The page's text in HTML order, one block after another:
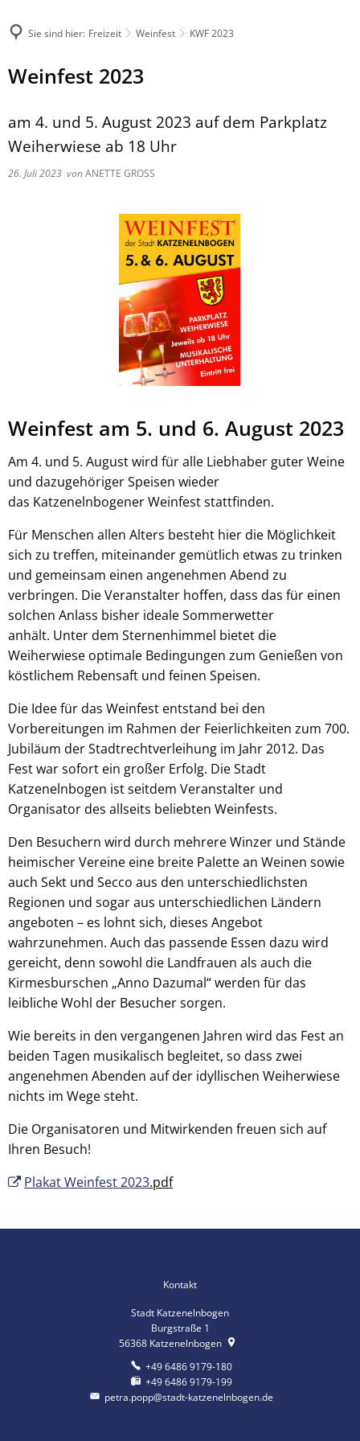
Sie sind hier: Freizeit Weinfest KWF 2023
Weinfest 2023
am 4. und 5. August 2023 auf dem Parkplatz
Weiherwiese ab 18 Uhr
26. Juli 2023 vonANETTE GROSS
Weinfest am 5. und 6. August 2023
Am 4. und 5. August wird für alle Liebhaber guter Weine
und dazugehöriger Speisen wieder
das Katzenelnbogener Weinfest stattfinden.
Für Menschen allen Alters besteht hier die Möglichkeit
sich zu treffen, miteinander gemütlich etwas zu trinken
und gemeinsam einen angenehmen Abend zu
verbringen. Die Veranstalter hoffen, dass das für einen
solchen Anlass bisher ideale Sommerwetter
anhält. Unter dem Sternenhimmel bietet die
Weiherwiese optimale Bedingungen zum Genießen von
köstlichem Rebensaft und feinen Speisen.
Die Idee für das Weinfest entstand bei den
Vorbereitungen im Rahmen der Feierlichkeiten zum 700.
Jubiläum der Stadtrechtverleihung im Jahr 2012. Das
Fest war sofort ein großer Erfolg. Die Stadt
Katzenelnbogen ist seitdem Veranstalter und
Organisator des allseits beliebten Weinfests.
Den Besuchern wird durch mehrere Winzer und Stände
heimischer Vereine eine breite Palette an Weinen sowie
auch Sekt und Secco aus den unterschiedlichsten
Regionen und sogar aus unterschiedlichen Ländern
angeboten – es lohnt sich, dieses Angebot
wahrzunehmen. Auch das passende Essen dazu wird
gereicht, denn sowohl die Landfrauen als auch die
Kirmesburschen „Anno Dazumal“ werden für das
leibliche Wohl der Besucher sorgen.
Wie bereits in den vergangenen Jahren wird das Fest an
beiden Tagen musikalisch begleitet, so dass zwei
angenehmen Abenden auf der idyllischen Weiherwiese
nichts im Wege steht.
Die Organisatoren und Mitwirkenden freuen sich auf
Ihren Besuch!
Plakat Weinfest 2023.pdf
Kontakt
Stadt Katzenelnbogen
Burgstraße 1
56368 Katzenelnbogen
+49 6486 9179-180
+49 6486 9179-199
petra.popp@stadt-katzenelnbogen.de